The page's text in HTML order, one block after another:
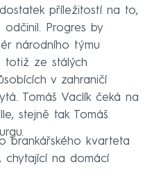
příležitostí na to,
Progres by
národního týmu
totiž ze stálých
v zahraničí
Tomáš Vaclík čeká na
stejně tak Tomáš
brankářského kvarteta
chytající na domácí